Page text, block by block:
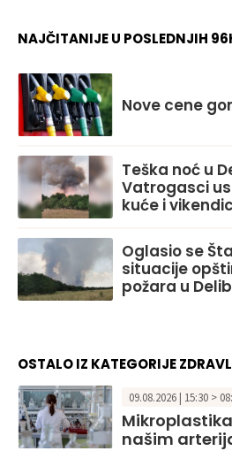
NAJČITANIJE U POSLEDNJIH
Nove cene
Teška noć u
Vatrogasci
kuće i
Oglasio se
situacije
požara u
OSTALO IZ KATEGORIJE
09.08.2026 | 15:30 >
našim